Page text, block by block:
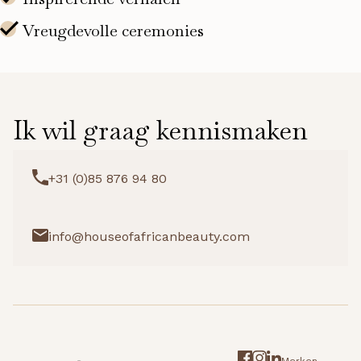
Ik wil graag kennismaken
+31 (0)85 876 94 80
info@houseofafricanbeauty.com